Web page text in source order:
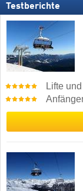
Testberichte
Lifte